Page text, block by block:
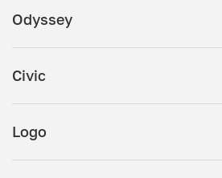
Odyssey
Civic
Logo